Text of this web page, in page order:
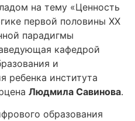
на тему «Ценность
первой половины XX
парадигмы
кафедрой
и
ребенка института
Людмила Савинова.
образования